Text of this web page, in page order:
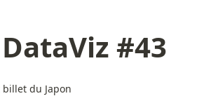
#43
du Japon